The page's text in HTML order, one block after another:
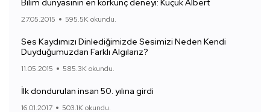
Bilim dünyasının en korkunç deneyi: Küçük Albert
27.05.2015 595.5K okundu.
Ses Kaydımızı Dinlediğimizde Sesimizi Neden Kendi
Duyduğumuzdan Farklı Algılarız?
11.05.2015 585.3K okundu.
İlk dondurulan insan 50. yılına girdi
16.01.2017 503.1K okundu.